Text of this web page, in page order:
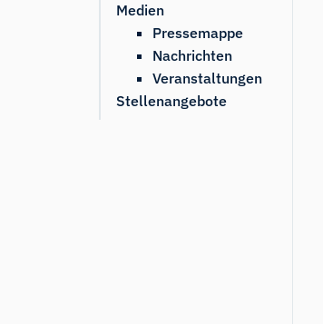
Medien
Pressemappe
Nachrichten
Veranstaltungen
Stellenangebote